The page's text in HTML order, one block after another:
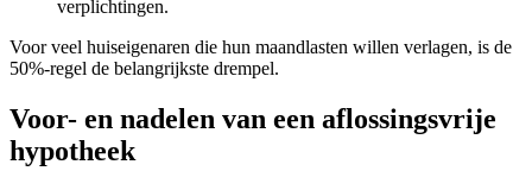
verplichtingen.
Voor veel huiseigenaren die hun maandlasten willen verlagen, is de
50%-regel de belangrijkste drempel.
Voor- en nadelen van een aflossingsvrije
hypotheek